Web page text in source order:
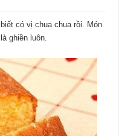
biết có vị chua chua rồi. Món
ghiền luôn.